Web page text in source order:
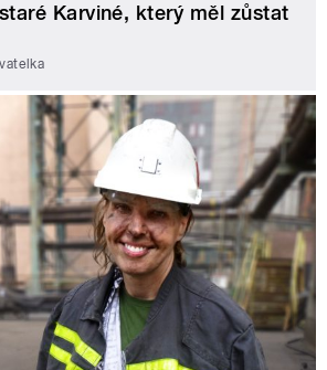
Karviné, který měl zůstat